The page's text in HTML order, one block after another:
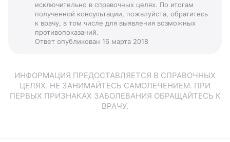
исключительно в справочных целях. По итогам
полученной консультации, пожалуйста, обратитесь
к врачу, в том числе для выявления возможных
противопоказаний.
Ответ опубликован 16 марта 2018
ИНФОРМАЦИЯ ПРЕДОСТАВЛЯЕТСЯ В СПРАВОЧНЫХ
ЦЕЛЯХ. НЕ ЗАНИМАЙТЕСЬ САМОЛЕЧЕНИЕМ. ПРИ
ПЕРВЫХ ПРИЗНАКАХ ЗАБОЛЕВАНИЯ ОБРАЩАЙТЕСЬ К
ВРАЧУ.